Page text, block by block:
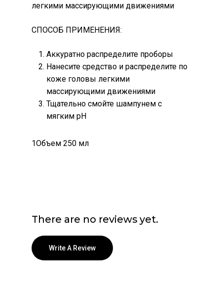
легкими массирующими движениями
СПОСОБ ПРИМЕНЕНИЯ:
Аккуратно распределите проборы
Нанесите средство и распределите по
коже головы легкими
массирующими движениями
Тщательно смойте шампунем с
мягким pH
1Объем 250 мл
There are no reviews yet.
Write A Review